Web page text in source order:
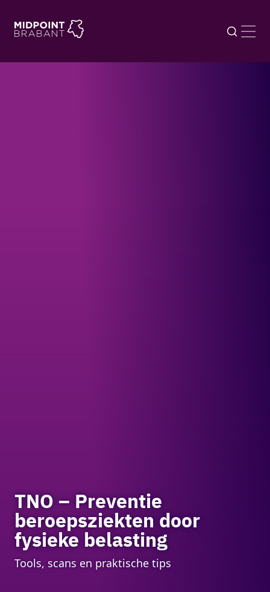
TNO – Preventie
beroepsziekten door
fysieke belasting
Tools, scans en praktische tips